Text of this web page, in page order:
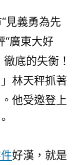
見義勇為先
“廣東大好
底的失衡！
林天秤抓著
他受邀登上
好漢，就是